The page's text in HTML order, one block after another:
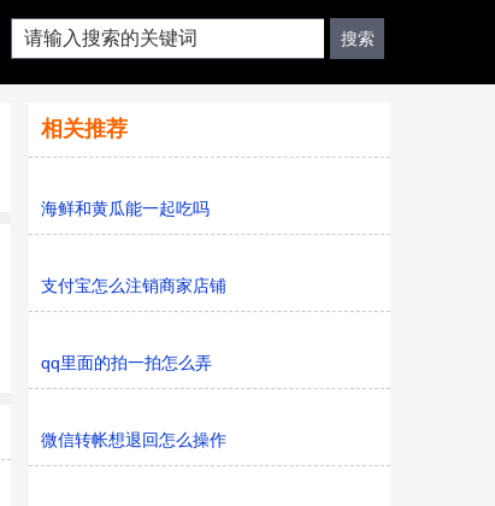
相关推荐
海鲜和黄瓜能一起吃吗
支付宝怎么注销商家店铺
qq里面的拍一拍怎么弄
微信转帐想退回怎么操作